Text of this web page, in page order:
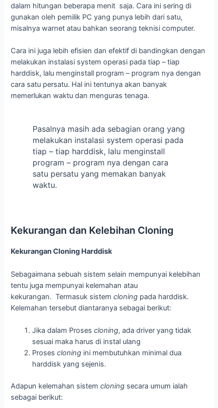
dalam hitungan beberapa menit saja. Cara ini sering di
gunakan oleh pemilik PC yang punya lebih dari satu,
misalnya warnet atau bahkan seorang teknisi computer.
Cara ini juga lebih efisien dan efektif di bandingkan dengan
melakukan instalasi system operasi pada tiap – tiap
harddisk, lalu menginstall program – program nya dengan
cara satu persatu. Hal ini tentunya akan banyak
memerlukan waktu dan menguras tenaga.
Pasalnya masih ada sebagian orang yang
melakukan instalasi system operasi pada
tiap – tiap harddisk, lalu menginstall
program – program nya dengan cara
satu persatu yang memakan banyak
waktu.
Kekurangan dan Kelebihan Cloning
Kekurangan Cloning Harddisk
Sebagaimana sebuah sistem selain mempunyai kelebihan
tentu juga mempunyai kelemahan atau
kekurangan. Termasuk sistem cloning pada harddisk.
Kelemahan tersebut diantaranya sebagai berikut:
Jika dalam Prosescloning, ada driver yang tidak
sesuai maka harus di instal ulang
Proses cloning ini membutuhkan minimal dua
harddisk yang sejenis.
Adapun kelemahan sistemcloning secara umum ialah
sebagai berikut: